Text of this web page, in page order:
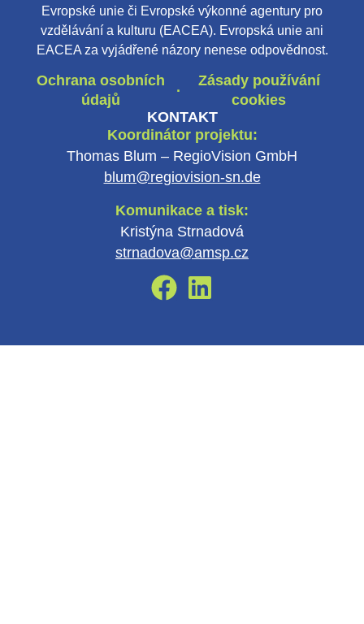
KONTAKT
Koordinátor projektu:
Thomas Blum – RegioVision GmbH
blum@regiovision-sn.de
Komunikace a tisk:
Kristýna Strnadová
strnadova@amsp.cz
Evropské unie či Evropské výkonné agentury pro
vzdělávání a kulturu (EACEA). Evropská unie ani
EACEA za vyjádřené názory nenese odpovědnost.
Ochrana osobních
údajů
·
Zásady používání
cookies